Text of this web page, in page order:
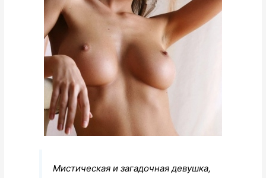
Мистическая и загадочная девушка,